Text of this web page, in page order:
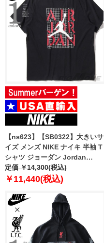
【ns623】【SB0322】大きいサ
イズ メンズ NIKE ナイキ 半袖 T
シャツ ジョーダン Jordan
Brand USA直輸入 fn5978
定価 ￥14,300(税込)
￥11,440(税込)